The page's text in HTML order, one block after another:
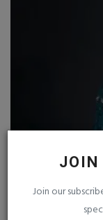
JOIN
Join our
વિવેક
ફિલ્મી દુનિયા?...
saurashtrabhoomi Aug
'પ્રિન્સ' ફિલ્મથી